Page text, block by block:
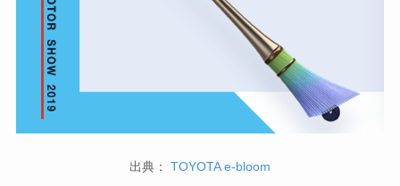
出典： TOYOTA e-bloom